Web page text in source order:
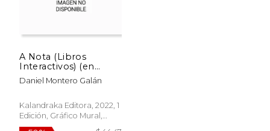
50%
dcto. $ 24.89
A Nota (Libros
Interactivos) (en
Gallego)
Daniel Montero Galán
Kalandraka Editora, 2022, 1
Edición, Gráfico Mural,
Nuevo